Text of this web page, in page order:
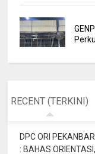
RECENT (TERKINI)
DPC ORI
: BAHAS